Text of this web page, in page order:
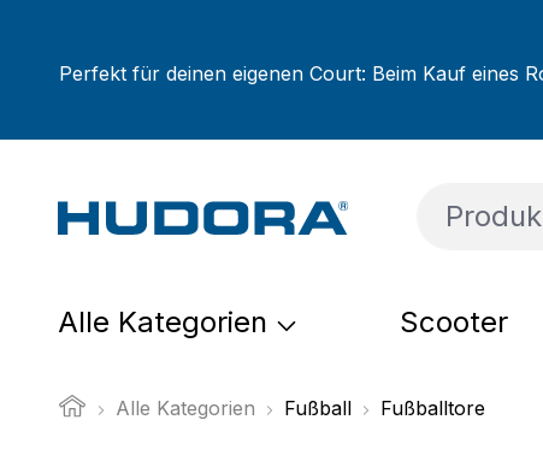
Perfekt für deinen eigenen Court: Beim Kauf eines
Alle Kategorien Scooter
Alle Kategorien Fußball Fußballtore